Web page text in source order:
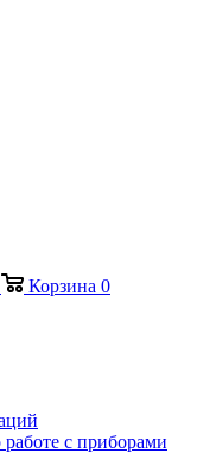
Корзина 0
с приборами